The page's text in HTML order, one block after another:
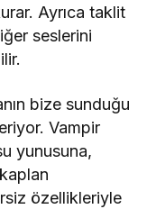
Ayrıca taklit
seslerini
bize sunduğu
Vampir
yunusuna,
özellikleriyle